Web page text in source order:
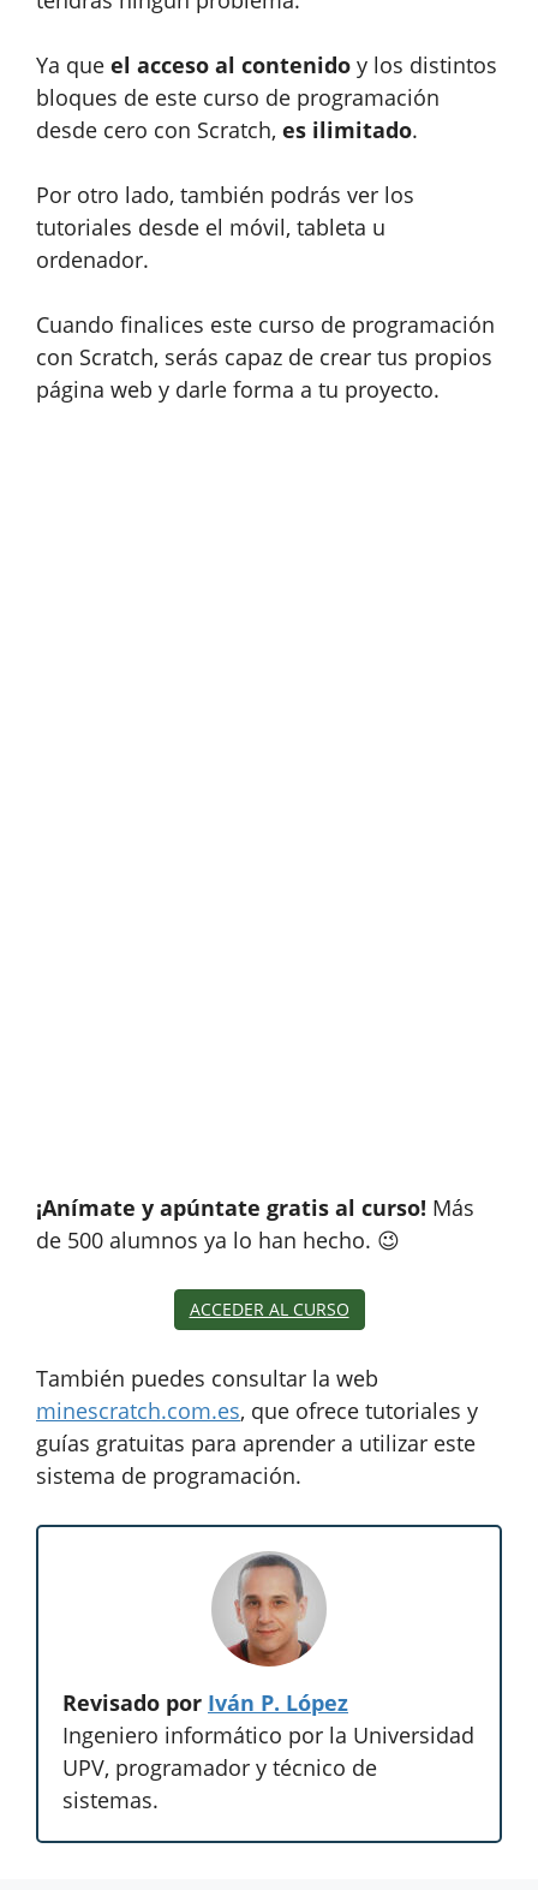
Ya que el acceso al contenido y los distintos
bloques de este curso de programación
desde cero con Scratch, es ilimitado.
Por otro lado, también podrás ver los
tutoriales desde el móvil, tableta u
ordenador.
Cuando finalices este curso de programación
con Scratch, serás capaz de crear tus propios
página web y darle forma a tu proyecto.
¡Anímate y apúntate gratis al curso! Más
de 500 alumnos ya lo han hecho. 😉
ACCEDER AL CURSO
También puedes consultar la web
minescratch.com.es, que ofrece tutoriales y
guías gratuitas para aprender a utilizar este
sistema de programación.
Revisado por Iván P. López
Ingeniero informático por la Universidad
UPV, programador y técnico de
sistemas.